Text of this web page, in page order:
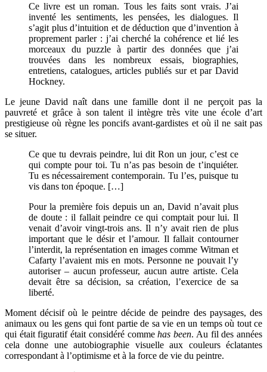
Ce livre est un roman. Tous les faits sont vrais. J’ai
inventé les sentiments, les pensées, les dialogues. Il
s’agit plus d’intuition et de déduction que d’invention à
proprement parler : j’ai cherché la cohérence et lié les
morceaux du puzzle à partir des données que j’ai
trouvées dans les nombreux essais, biographies,
entretiens, catalogues, articles publiés sur et par David
Hockney.
Le jeune David naît dans une famille dont il ne perçoit pas la
pauvreté et grâce à son talent il intègre très vite une école d’art
prestigieuse où règne les poncifs avant-gardistes et où il ne sait pas
se situer.
Ce que tu devrais peindre, lui dit Ron un jour, c’est ce
qui compte pour toi. Tu n’as pas besoin de t’inquiéter.
Tu es nécessairement contemporain. Tu l’es, puisque tu
vis dans ton époque. […]
Pour la première fois depuis un an, David n’avait plus
de doute : il fallait peindre ce qui comptait pour lui. Il
venait d’avoir vingt-trois ans. Il n’y avait rien de plus
important que le désir et l’amour. Il fallait contourner
l’interdit, la représentation en images comme Witman et
Cafarty l’avaient mis en mots. Personne ne pouvait l’y
autoriser – aucun professeur, aucun autre artiste. Cela
devait être sa décision, sa création, l’exercice de sa
liberté.
Moment décisif où le peintre décide de peindre des paysages, des
animaux ou les gens qui font partie de sa vie en un temps où tout ce
qui était figuratif était considéré commehas been. Au fil des années
cela donne une autobiographie visuelle aux couleurs éclatantes
correspondant à l’optimisme et à la force de vie du peintre.